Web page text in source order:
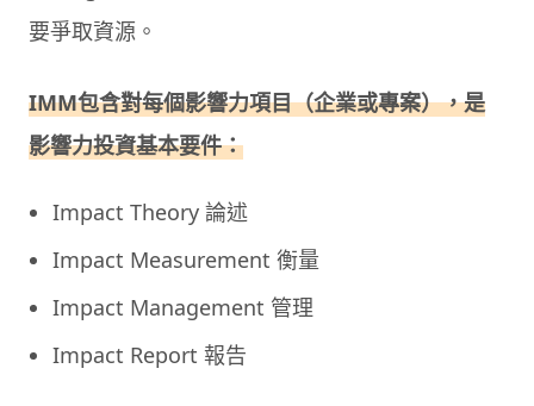
要爭取資源。
IMM包含對每個影響力項目（企業或專案），是
影響力投資基本要件：
Impact Theory 論述
Impact Measurement 衡量
Impact Management 管理
Impact Report 報告